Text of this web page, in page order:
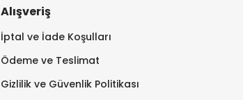
Alışveriş
İptal ve İade Koşulları
Ödeme ve Teslimat
Gizlilik ve Güvenlik Politikası